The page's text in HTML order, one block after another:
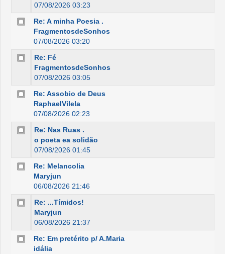
07/08/2026 03:23
Re: A minha Poesia .
FragmentosdeSonhos
07/08/2026 03:20
Re: Fé
FragmentosdeSonhos
07/08/2026 03:05
Re: Assobio de Deus
RaphaelVilela
07/08/2026 02:23
Re: Nas Ruas .
o poeta ea solidão
07/08/2026 01:45
Re: Melancolia
Maryjun
06/08/2026 21:46
Re: ...Tímidos!
Maryjun
06/08/2026 21:37
Re: Em pretérito p/ A.Maria
idália